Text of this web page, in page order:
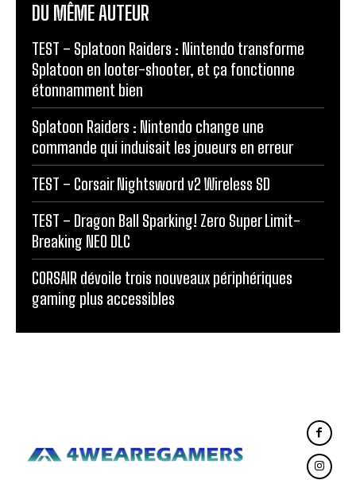
DU MÊME AUTEUR
TEST – Splatoon Raiders : Nintendo transforme
Splatoon en looter-shooter, et ça fonctionne
étonnamment bien
Splatoon Raiders : Nintendo change une
commande qui induisait les joueurs en erreur
TEST – Corsair Nightsword v2 Wireless SD
TEST – Dragon Ball Sparking! Zero Super Limit-
Breaking NEO DLC
CORSAIR dévoile trois nouveaux périphériques
gaming plus accessibles